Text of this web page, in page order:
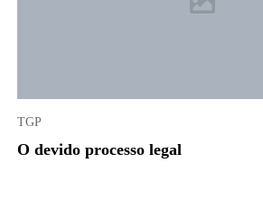
TGP
O devido processo legal